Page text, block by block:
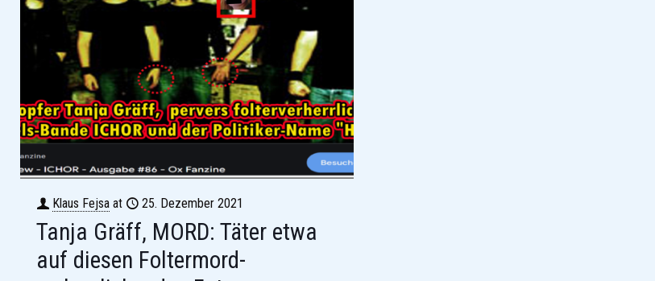
Klaus Fejsa at 25. Dezember 2021
Tanja Gräff, MORD: Täter etwa
auf diesen Foltermord-